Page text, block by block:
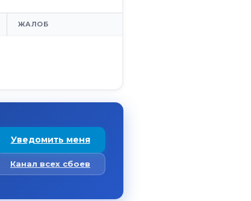
ЖАЛОБ
Уведомить меня
Канал всех сбоев